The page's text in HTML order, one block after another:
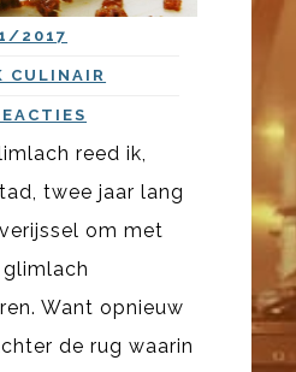
2017
CULINAIR
reed ik,
twee jaar lang
om met
Want opnieuw
de rug waarin